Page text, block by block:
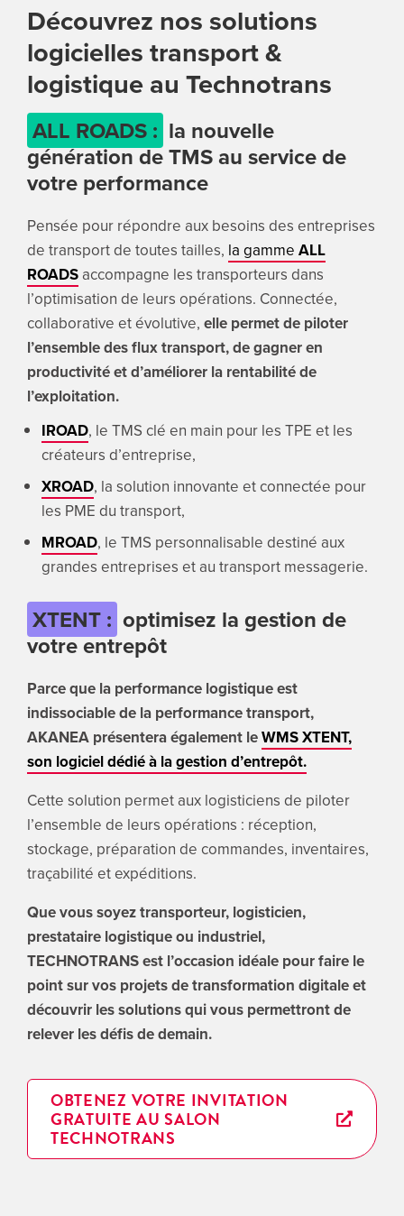
Découvrez nos solutions
logicielles transport &
logistique au Technotrans
ALL ROADS : la nouvelle
génération de TMS au service de
votre performance
Pensée pour répondre aux besoins des entreprises
de transport de toutes tailles, la gamme ALL
ROADSaccompagne les transporteurs dans
l’optimisation de leurs opérations. Connectée,
collaborative et évolutive, elle permet de piloter
l’ensemble des flux transport, de gagner en
productivité et d’améliorer la rentabilité de
l’exploitation.
IROAD, le TMS clé en main pour les TPE et les
créateurs d’entreprise,
XROAD, la solution innovante et connectée pour
les PME du transport,
MROAD, le TMS personnalisable destiné aux
grandes entreprises et au transport messagerie.
XTENT : optimisez la gestion de
votre entrepôt
Parce que la performance logistique est
indissociable de la performance transport,
AKANEA présentera également leWMSXTENT,
son logicieldédié à la gestion d’entrepôt.
Cette solution permet aux logisticiens de piloter
l’ensemble de leurs opérations : réception,
stockage, préparation de commandes, inventaires,
traçabilité et expéditions.
Que vous soyez transporteur, logisticien,
prestataire logistique ou industriel,
TECHNOTRANS est l’occasion idéale pour faire le
point sur vos projets de transformation digitale et
découvrir les solutions qui vous permettront de
relever les défis de demain.
OBTENEZ VOTRE INVITATION
GRATUITE AU SALON
TECHNOTRANS